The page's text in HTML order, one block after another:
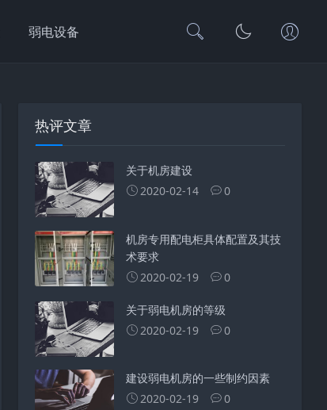
弱电设备
热评文章
关于机房建设
2020-02-14
0
机房专用配电柜具体配置及其技
术要求
2020-02-19
0
关于弱电机房的等级
2020-02-19
0
建设弱电机房的一些制约因素
2020-02-19
0